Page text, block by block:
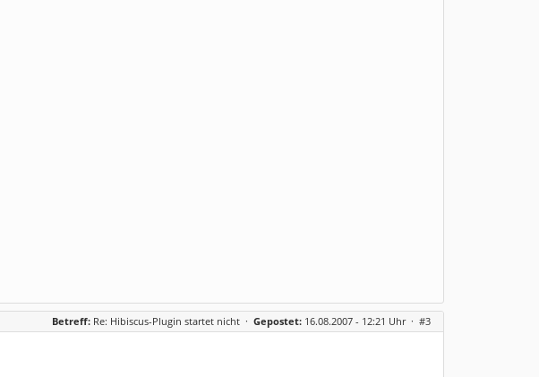
Betreff: Re: Hibiscus-Plugin startet nicht · Gepostet: 16.08.2007 - 12:21 Uhr · #3